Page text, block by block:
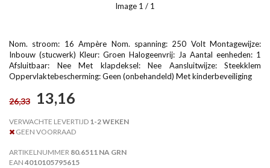
Image 1 / 1
Nom. stroom: 16 Ampère Nom. spanning: 250 Volt Montagewijze:
Inbouw (stucwerk) Kleur: Groen Halogeenvrij: Ja Aantal eenheden: 1
Afsluitbaar: Nee Met klapdeksel: Nee Aansluitwijze: Steekklem
Oppervlaktebescherming: Geen (onbehandeld) Met kinderbeveiliging
26,33 13,16
VERWACHTE LEVERTIJD 1-2 WEKEN
GEEN VOORRAAD
ARTIKELNUMMER 80.6511 NA GRN
EAN 4010105795615